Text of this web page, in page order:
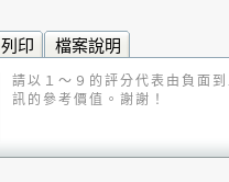
列印 檔案說明
請以１～９的評分代表由負面
訊的參考價值。謝謝！